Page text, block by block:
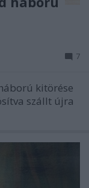
7
kitörése
szállt újra